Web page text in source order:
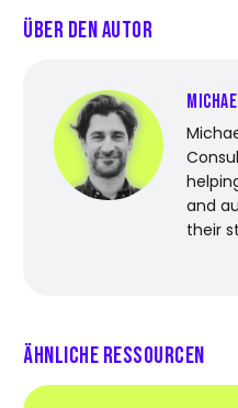
Über den Autor
and
their
Ähnliche Ressourcen